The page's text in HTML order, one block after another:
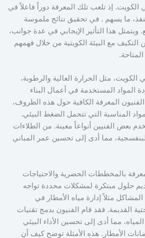
الكويت. إذ تلعب تلك المعرفة دوراً فاعلاً في
ما يسهم . في تحقيق نتائج ملموسة
هذا التأثير الإيجابي في عدة جوانب،
مع البيئة الكويتية من خلال فهمهم
مثل الحرارة العالية والرطوبة،
المواد المستخدمة في أعمال البناء
الفنيون المعرفة الكافية حول هذه الظروف،
المناسبة التي تتحمل الضغط البيئي.
بعض الفنيين أنواعاً معينة. من الطلاءات
مما أدى إلى تحسين عمر المباني
بالمخططات الحضرية والاحتياجات
حلول مبتكرة لمشكلات محددة تواجه
مثلاً إدارة مياه الأمطار في
القديمة. فقد قام الفنيون بدمج تقنيات
مما أدى إلى تحسين الأداء البيئي
الأمطار. هذه الأمثلة توضح كيف أن